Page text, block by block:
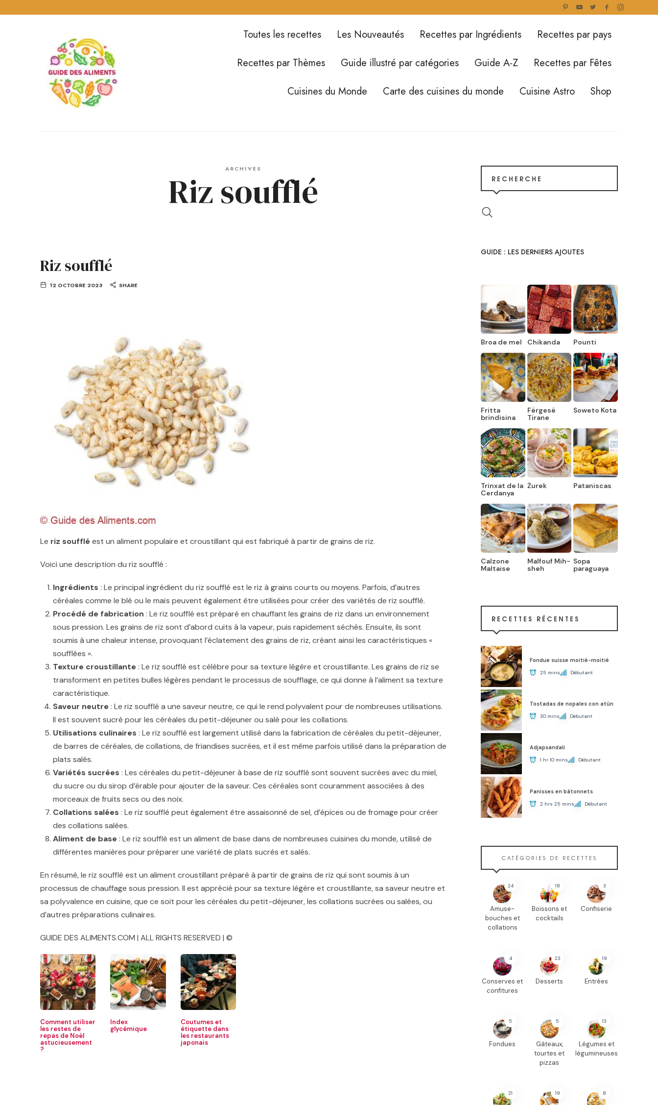
Guide
des
Aliments
Toutes les recettes Les Nouveautés Recettes par Ingrédients
Recettes par pays
Recettes par Thèmes
Guide illustré par catégories Guide A-Z
Recettes par Fêtes
Cuisines du Monde
Carte des cuisines du monde Cuisine Astro Shop
ARCHIVES
Riz soufflé
Riz soufflé
12 OCTOBRE 2023 SHARE
Le riz soufflé est un aliment populaire et croustillant qui est fabriqué à partir de grains de riz.
Voici une description du riz soufflé :
Ingrédients : Le principal ingrédient du riz soufflé est le riz à grains courts ou moyens. Parfois, d’autres
céréales comme le blé ou le maïs peuvent également être utilisées pour créer des variétés de riz soufflé.
Procédé de fabrication : Le riz soufflé est préparé en chauffant les grains de riz dans un environnement
sous pression. Les grains de riz sont d’abord cuits à la vapeur, puis rapidement séchés. Ensuite, ils sont
soumis à une chaleur intense, provoquant l’éclatement des grains de riz, créant ainsi les caractéristiques «
soufflées ».
Texture croustillante : Le riz soufflé est célèbre pour sa texture légère et croustillante. Les grains de riz se
transforment en petites bulles légères pendant le processus de soufflage, ce qui donne à l’aliment sa texture
caractéristique.
Saveur neutre : Le riz soufflé a une saveur neutre, ce qui le rend polyvalent pour de nombreuses utilisations.
Il est souvent sucré pour les céréales du petit-déjeuner ou salé pour les collations.
Utilisations culinaires : Le riz soufflé est largement utilisé dans la fabrication de céréales du petit-déjeuner,
de barres de céréales, de collations, de friandises sucrées, et il est même parfois utilisé dans la préparation de
plats salés.
Variétés sucrées : Les céréales du petit-déjeuner à base de riz soufflé sont souvent sucrées avec du miel,
du sucre ou du sirop d’érable pour ajouter de la saveur. Ces céréales sont couramment associées à des
morceaux de fruits secs ou des noix.
Collations salées : Le riz soufflé peut également être assaisonné de sel, d’épices ou de fromage pour créer
des collations salées.
Aliment de base : Le riz soufflé est un aliment de base dans de nombreuses cuisines du monde, utilisé de
différentes manières pour préparer une variété de plats sucrés et salés.
En résumé, le riz soufflé est un aliment croustillant préparé à partir de grains de riz qui sont soumis à un
processus de chauffage sous pression. Il est apprécié pour sa texture légère et croustillante, sa saveur neutre et
sa polyvalence en cuisine, que ce soit pour les céréales du petit-déjeuner, les collations sucrées ou salées, ou
d’autres préparations culinaires.
GUIDE DES ALIMENTS.COM | ALL RIGHTS RESERVED | ©
Comment utiliser
les restes de
repas de Noël
astucieusement
?
Index
glycémique
Coutumes et
étiquette dans
les restaurants
japonais
RECHERCHE
GUIDE : LES DERNIERS AJOUTES
Broa de mel Chikanda Pounti
Fritta
brindisina
Fërgesë
Tirane
Soweto Kota
Trinxat de la
Cerdanya
Żurek Pataniscas
Calzone
Maltaise
Malfouf Mih-
sheh
Sopa
paraguaya
RECETTES RÉCENTES
Fondue suisse moitié-moitié
25 mins Débutant
Tostadas de nopales con atún
30 mins Débutant
Adjapsandali
1 hr 10 mins Débutant
Panisses en bâtonnets
2 hrs 25 mins Débutant
CATÉGORIES DE RECETTES
24
Amuse-
bouches et
collations
18
Boissons et
cocktails
3
Confiserie
4
Conserves et
confitures
23
Desserts
19
Entrées
5
Fondues
5
Gâteaux,
tourtes et
pizzas
13
Légumes et
légumineuses
21 19 8